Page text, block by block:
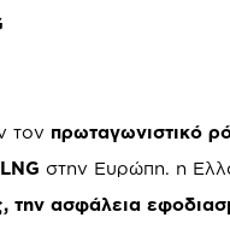
τον πρωταγωνιστικό
LNG στην Ευρώπη. η
την ασφάλεια